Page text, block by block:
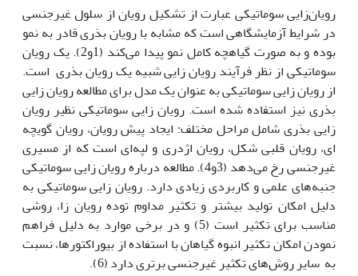
رویان‌زایی سوماتیکی عبارت از تشکیل رویان از سلول غیرجنسی
در شرایط آزمایشگاهی است که مشابه با رویان بذری قادر به نمو
بوده و به صورت گیاهچه کامل نمو پیدا می‌کند (1و2). یک رویان
سوماتیکی از نظر فرآیند رویان زایی شبیه یک رویان بذری است.
از رویان زایی سوماتیکی به عنوان یک مدل برای مطالعه رویان زایی
بذری نیز استفاده شده است. رویان زایی سوماتیکی نظیر رویان
زایی بذری شامل مراحل مختلف: ایجاد پیش رویان، رویان گویچه
ای، رویان قلبی شکل، رویان اژدری و لپه‌ای است که از مسیری
غیرجنسی رخ می‌دهد (3و4). مطالعه درباره رویان زایی سوماتیکی
جنبه‌های علمی و کاربردی زیادی دارد. رویان زایی سوماتیکی به
دلیل امکان تولید بیشتر و تکثیر مداوم توده رویان زا، روشی
مناسب برای تکثیر است (5) و در برخی موارد به دلیل فراهم
نمودن امکان تکثیر انبوه گیاهان با استفاده از بیوراکتور‌ها، نسبت
به سایر روش‌های تکثیر غیرجنسی برتری دارد (6).